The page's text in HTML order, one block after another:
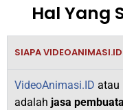
Hal Yang
SIAPA VIDEOANIMASI.ID
VideoAnimasi.ID atau
adalah jasa